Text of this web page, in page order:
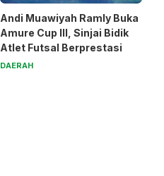
Andi Muawiyah Ramly Buka
Amure Cup III, Sinjai Bidik
Atlet Futsal Berprestasi
DAERAH